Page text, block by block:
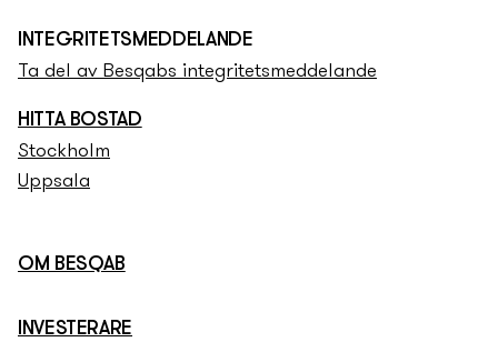
INTEGRITETS­­MEDDELANDE
Ta del av Besqabs integritets­­meddelande
HITTA BOSTAD
Stockholm
Uppsala
OM BESQAB
INVESTERARE